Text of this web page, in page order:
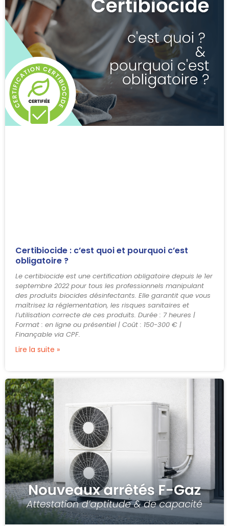
Certibiocide : c’est quoi et pourquoi c’est
obligatoire ?
Le certibiocide est une certification obligatoire depuis le 1er
septembre 2022 pour tous les professionnels manipulant
des produits biocides désinfectants. Elle garantit que vous
maîtrisez la réglementation, les risques sanitaires et
l’utilisation correcte de ces produits. Durée : 7 heures |
Format : en ligne ou présentiel | Coût : 150-300 € |
Finançable via CPF.
Lire la suite »